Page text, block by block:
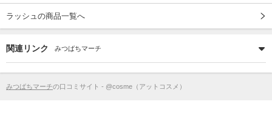
ラッシュの商品一覧へ
関連リンク みつばちマーチ
みつばちマーチの口コミサイト - @cosme（アットコスメ）